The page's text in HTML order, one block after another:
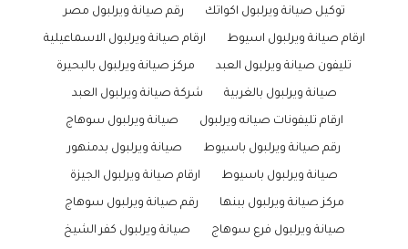
توكيل صيانة ويرلبول اكواتك رقم صيانة ويرلبول مصر
ارقام صيانة ويرلبول اسيوط ارقام صيانة ويرلبول الاسماعيلية
تليفون صيانة ويرلبول العبد مركز صيانة ويرلبول بالبحيرة
صيانة ويرلبول بالغربية شركة صيانة ويرلبول العبد
ارقام تليفونات صيانه ويرلبول صيانة ويرلبول سوهاج
رقم صيانة ويرلبول باسيوط صيانة ويرلبول بدمنهور
صيانة ويرلبول باسيوط ارقام صيانة ويرلبول الجيزة
مركز صيانة ويرلبول ببنها رقم صيانة ويرلبول سوهاج
صيانة ويرلبول فرع سوهاج صيانة ويرلبول كفر الشيخ